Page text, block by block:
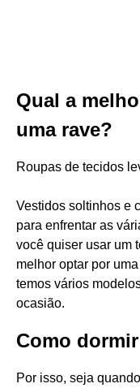
Qual a
uma rave?
Roupas de tecidos
Vestidos soltinhos e
para enfrentar as
você quiser usar um
melhor optar por
temos vários
ocasião.
Como
Por isso, seja